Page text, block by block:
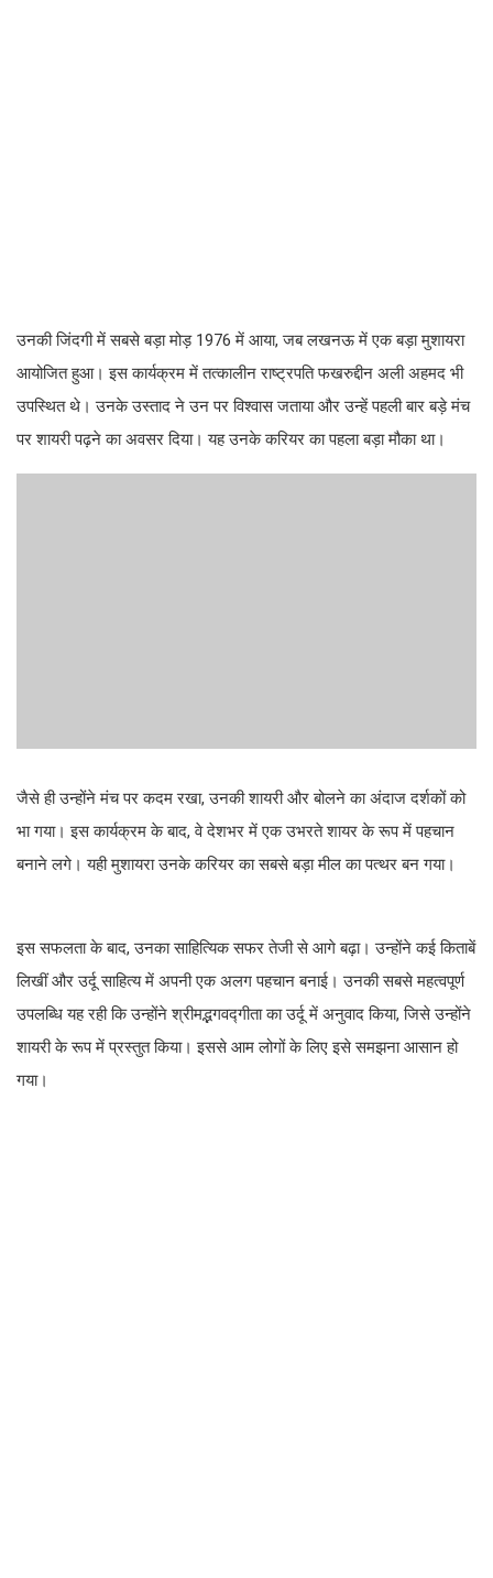
उनकी जिंदगी में सबसे बड़ा मोड़ 1976 में आया, जब लखनऊ में एक बड़ा मुशायरा
आयोजित हुआ। इस कार्यक्रम में तत्कालीन राष्ट्रपति फखरुद्दीन अली अहमद भी
उपस्थित थे। उनके उस्ताद ने उन पर विश्वास जताया और उन्हें पहली बार बड़े मंच
पर शायरी पढ़ने का अवसर दिया। यह उनके करियर का पहला बड़ा मौका था।
जैसे ही उन्होंने मंच पर कदम रखा, उनकी शायरी और बोलने का अंदाज दर्शकों को
भा गया। इस कार्यक्रम के बाद, वे देशभर में एक उभरते शायर के रूप में पहचान
बनाने लगे। यही मुशायरा उनके करियर का सबसे बड़ा मील का पत्थर बन गया।
इस सफलता के बाद, उनका साहित्यिक सफर तेजी से आगे बढ़ा। उन्होंने कई किताबें
लिखीं और उर्दू साहित्य में अपनी एक अलग पहचान बनाई। उनकी सबसे महत्वपूर्ण
उपलब्धि यह रही कि उन्होंने श्रीमद्भगवद्गीता का उर्दू में अनुवाद किया, जिसे उन्होंने
शायरी के रूप में प्रस्तुत किया। इससे आम लोगों के लिए इसे समझना आसान हो
गया।